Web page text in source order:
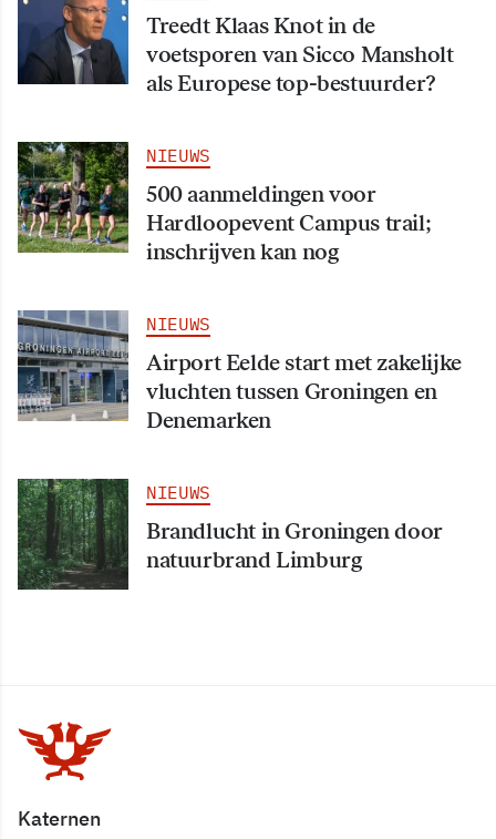
Treedt Klaas Knot in de
voetsporen van Sicco Mansholt
als Europese top-bestuurder?
NIEUWS
500 aanmeldingen voor
Hardloopevent Campus trail;
inschrijven kan nog
NIEUWS
Airport Eelde start met zakelijke
vluchten tussen Groningen en
Denemarken
NIEUWS
Brandlucht in Groningen door
natuurbrand Limburg
Katernen